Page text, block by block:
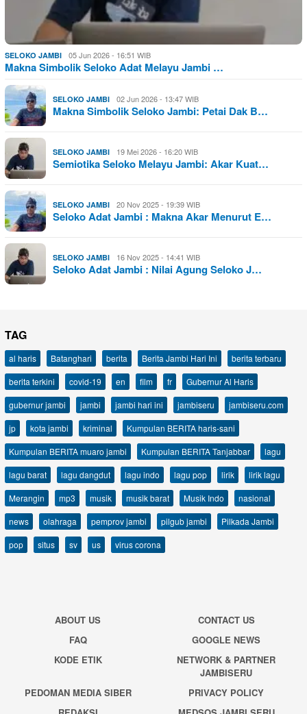
SELOKO JAMBI 05 Jun 2026 - 16:51 WIB
Makna Simbolik Seloko Adat Melayu Jambi …
SELOKO JAMBI 02 Jun 2026 - 13:47 WIB
Makna Simbolik Seloko Jambi: Petai Dak B…
SELOKO JAMBI 19 Mei 2026 - 16:20 WIB
Semiotika Seloko Melayu Jambi: Akar Kuat…
SELOKO JAMBI 20 Nov 2025 - 19:39 WIB
Seloko Adat Jambi : Makna Akar Menurut E…
SELOKO JAMBI 16 Nov 2025 - 14:41 WIB
Seloko Adat Jambi : Nilai Agung Seloko J…
TAG
al haris Batanghari berita Berita Jambi Hari Ini
berita terbaru
berita terkini
covid-19 en film fr
Gubernur Al Haris
gubernur jambi
jambi jambi hari ini jambiseru
jambiseru.com
jp
kota jambi kriminal
Kumpulan BERITA haris-sani
Kumpulan BERITA muaro jambi
Kumpulan BERITA Tanjabbar
lagu
lagu barat
lagu dangdut lagu indo lagu pop lirik
lirik lagu
Merangin
mp3 musik musik barat Musik Indo
nasional
news
olahraga pemprov jambi pilgub jambi
Pilkada Jambi
pop
situs sv us virus corona
ABOUT US
CONTACT US
FAQ
GOOGLE NEWS
KODE ETIK
NETWORK & PARTNER
JAMBISERU
PEDOMAN MEDIA SIBER
PRIVACY POLICY